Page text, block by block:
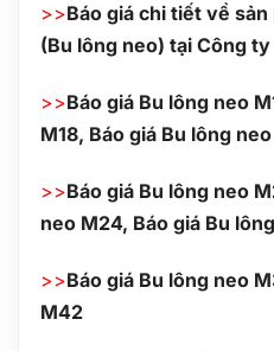
>>Báo giá chi tiết về
(Bu lông neo) tại Công
>>Báo giá Bu lông neo
M18, Báo giá Bu lông
>>Báo giá Bu lông neo
neo M24, Báo giá Bu
>>Báo giá Bu lông neo
M42